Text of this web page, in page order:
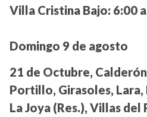
Villa Cristina Bajo: 6:00
Domingo 9 de agosto
21 de Octubre,
Portillo, Girasoles,
La Joya (Res.), Villas del